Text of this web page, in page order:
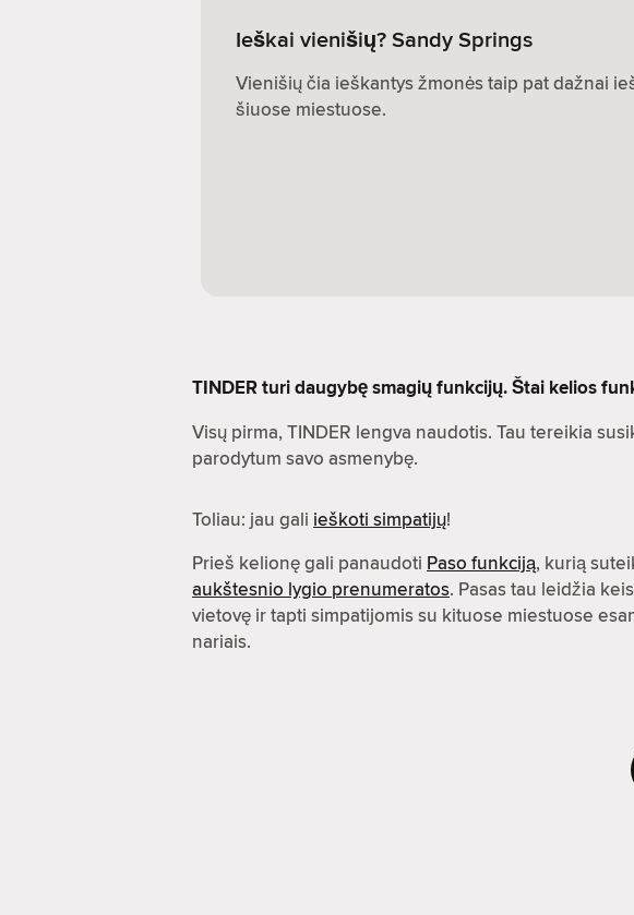
Ieškai vienišių? Sandy Springs
Vienišių čia ieškantys žmonės taip pat dažnai
šiuose miestuose.
TINDER turi daugybę smagių funkcijų. Štai kelios
Visų pirma, TINDER lengva naudotis. Tau tereikia
parodytum savo asmenybę.
Toliau: jau gali ieškoti simpatijų!
Prieš kelionę gali panaudoti Paso funkciją, kurią
aukštesnio lygio prenumeratos. Pasas tau leidžia
vietovę ir tapti simpatijomis su kituose miestuose
nariais.